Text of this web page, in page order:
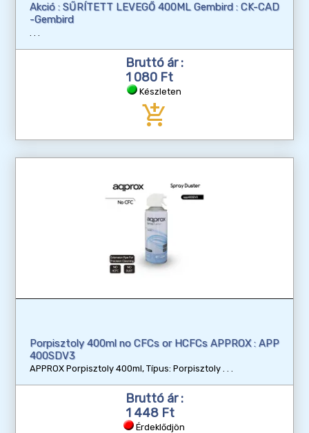
Akció : SŰRÍTETT LEVEGŐ 400ML Gembird : CK-CAD
-Gembird
Bruttó ár :
1 080 Ft
Készleten
add_shopping_cart
Porpisztoly 400ml no CFCs or HCFCs APPROX : APP
400SDV3
APPROX Porpisztoly 400ml, Típus: Porpisztoly
Bruttó ár :
1 448 Ft
Érdeklődjön